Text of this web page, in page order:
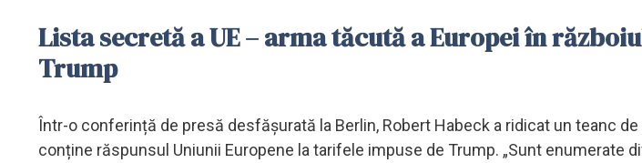
Lista secretă a UE – arma tăcută a Europei în
Trump
Într-o conferință de presă desfășurată la Berlin, Robert Habeck a ridicat un teanc
conține răspunsul Uniunii Europene la tarifele impuse de Trump. „Sunt enumerate